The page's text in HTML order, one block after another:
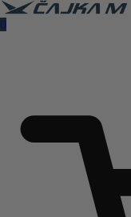
+381 32
KAKO DO NAS
0